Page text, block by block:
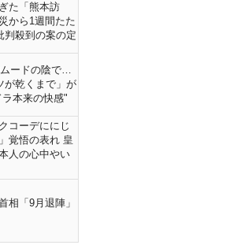
た「熊本訪
から1週間たた
判殺到の案の定
ムードの陰で…
が乾くまで」が
本来の快感"
コーデににじ
覚悟の表れ 皇
人の心中やい
相「9月退陣」